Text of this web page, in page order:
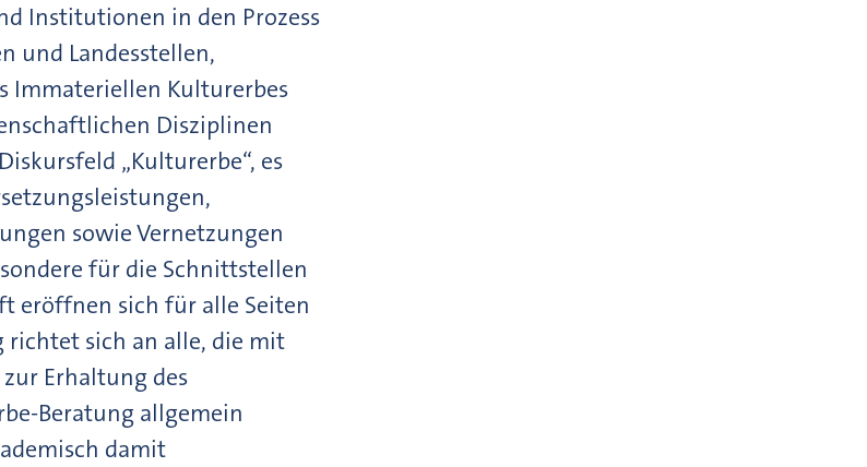
Institutionen in den Prozess
und Landesstellen,
Immateriellen Kulturerbes
Disziplinen
„Kulturerbe“, es
sowie Vernetzungen
für die Schnittstellen
eröffnen sich für alle Seiten
richtet sich an alle, die mit
Erhaltung des
Beratung allgemein
damit